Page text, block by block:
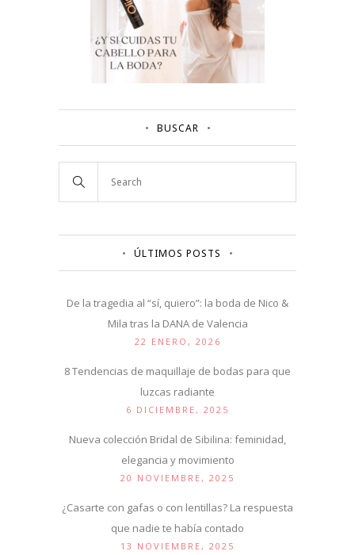
BUSCAR
ÚLTIMOS POSTS
De la tragedia al “sí, quiero”: la boda de Nico &
Mila tras la DANA de Valencia
22 ENERO, 2026
8 Tendencias de maquillaje de bodas para que
luzcas radiante
6 DICIEMBRE, 2025
Nueva colección Bridal de Sibilina: feminidad,
elegancia y movimiento
20 NOVIEMBRE, 2025
¿Casarte con gafas o con lentillas? La respuesta
que nadie te había contado
13 NOVIEMBRE, 2025